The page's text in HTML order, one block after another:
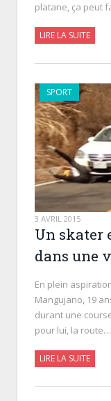
platane, ça peut
LIRE LA SUITE
SPORT
3 AVRIL 2015
Un skater
dans une
En plein
Mangujano, 19
durant une
pour lui, la route…
LIRE LA SUITE